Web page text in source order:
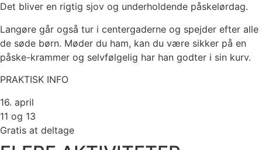
Det bliver en rigtig sjov og underholdende påskelørdag.
Langøre går også tur i centergaderne og spejder efter alle
de søde børn. Møder du ham, kan du være sikker på en
påske-krammer og selvfølgelig har han godter i sin kurv.
PRAKTISK INFO
16. april
11 og 13
Gratis at deltage